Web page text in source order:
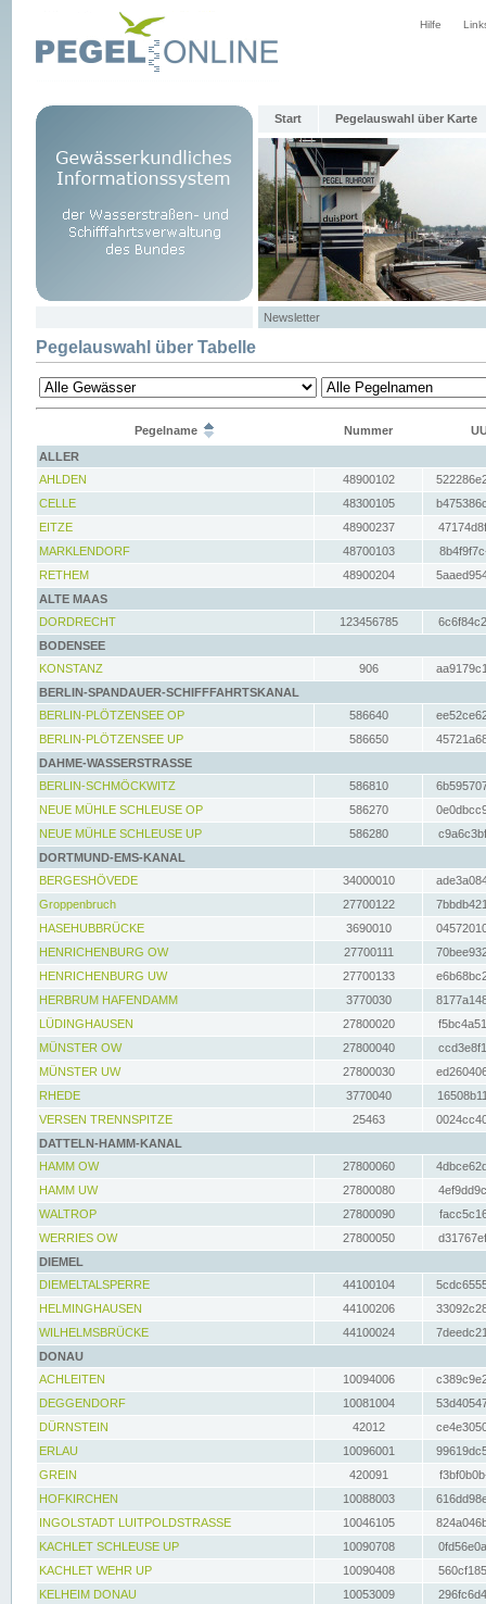
Hilfe
Start Pegelauswahl über Karte
Newsletter
Pegelauswahl über Tabelle
Pegelname Nummer
ALLER
AHLDEN
48900102
CELLE
48300105
EITZE
48900237
MARKLENDORF
48700103
RETHEM
48900204
ALTE MAAS
DORDRECHT
123456785
BODENSEE
KONSTANZ
906
BERLIN-SPANDAUER-SCHIFFFAHRTSKANAL
BERLIN-PLÖTZENSEE OP
586640
BERLIN-PLÖTZENSEE UP
586650
DAHME-WASSERSTRASSE
BERLIN-SCHMÖCKWITZ
586810
NEUE MÜHLE SCHLEUSE OP
586270
NEUE MÜHLE SCHLEUSE UP
586280
DORTMUND-EMS-KANAL
BERGESHÖVEDE
34000010
Groppenbruch
27700122
HASEHUBBRÜCKE
3690010
HENRICHENBURG OW
27700111
HENRICHENBURG UW
27700133
HERBRUM HAFENDAMM
3770030
LÜDINGHAUSEN
27800020
MÜNSTER OW
27800040
MÜNSTER UW
27800030
RHEDE
3770040
VERSEN TRENNSPITZE
25463
DATTELN-HAMM-KANAL
HAMM OW
27800060
HAMM UW
27800080
WALTROP
27800090
WERRIES OW
27800050
DIEMEL
DIEMELTALSPERRE
44100104
HELMINGHAUSEN
44100206
WILHELMSBRÜCKE
44100024
DONAU
ACHLEITEN
10094006
DEGGENDORF
10081004
DÜRNSTEIN
42012
ERLAU
10096001
GREIN
420091
HOFKIRCHEN
10088003
INGOLSTADT LUITPOLDSTRASSE
10046105
KACHLET SCHLEUSE UP
10090708
KACHLET WEHR UP
10090408
KELHEIM DONAU
10053009